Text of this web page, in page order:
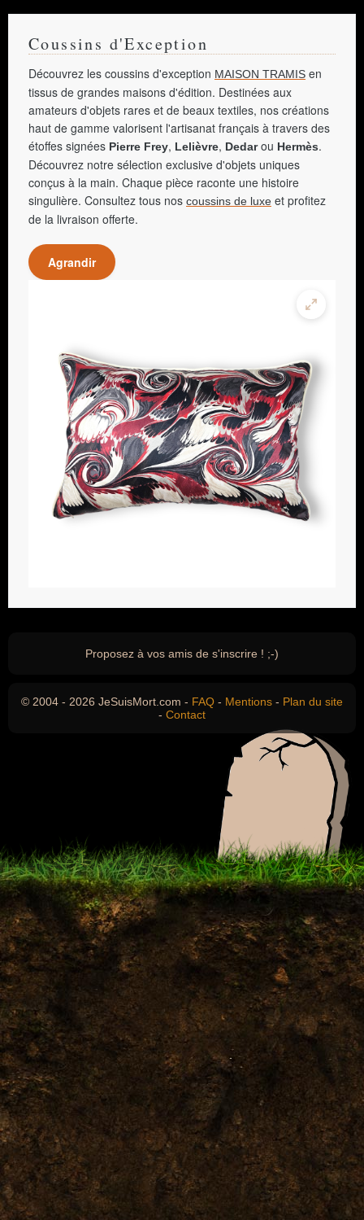
Coussins d'Exception
Découvrez les coussins d'exception MAISON TRAMIS en
tissus de grandes maisons d'édition. Destinées aux
amateurs d'objets rares et de beaux textiles, nos créations
haut de gamme valorisent l'artisanat français à travers des
étoffes signées Pierre Frey, Lelièvre, Dedarou Hermès.
Découvrez notre sélection exclusive d'objets uniques
conçus à la main. Chaque pièce raconte une histoire
singulière. Consultez tous nos coussins de luxe et profitez
de la livraison offerte.
Agrandir
Proposez à vos amis de s'inscrire ! ;-)
© 2004 - 2026 JeSuisMort.com - FAQ - Mentions - Plan du site
- Contact